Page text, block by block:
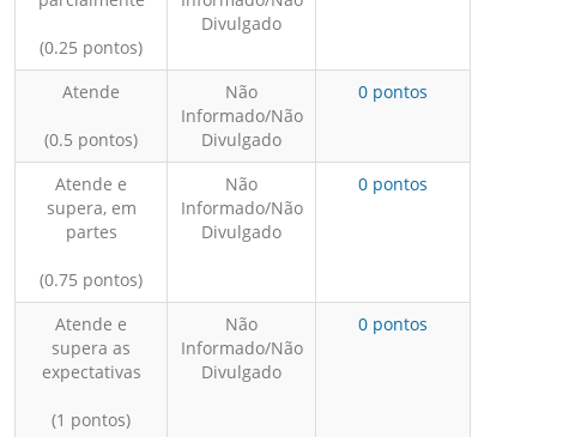
(0.25 pontos)
Divulgado
Atende
(0.5 pontos)
Não
Informado/Não
Divulgado
0 pontos
Atende e
supera, em
partes
(0.75 pontos)
Não
Informado/Não
Divulgado
0 pontos
Atende e
supera as
expectativas
(1 pontos)
Não
Informado/Não
Divulgado
0 pontos